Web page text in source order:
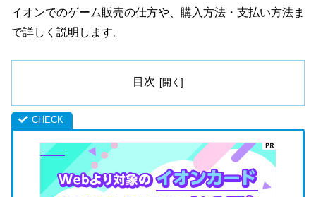
イオンでのゲーム販売の仕方や、購入方法・支払い方法ま
で詳しく説明します。
目次